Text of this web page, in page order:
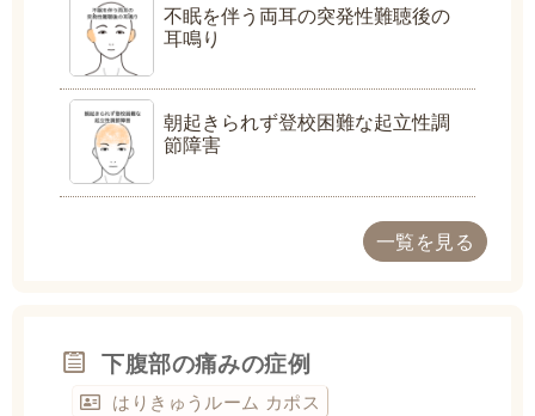
不眠を伴う両耳の突発性難聴後の
耳鳴り
朝起きられず登校困難な起立性調
節障害
一覧を見る
下腹部の痛みの症例
はりきゅうルーム カポス